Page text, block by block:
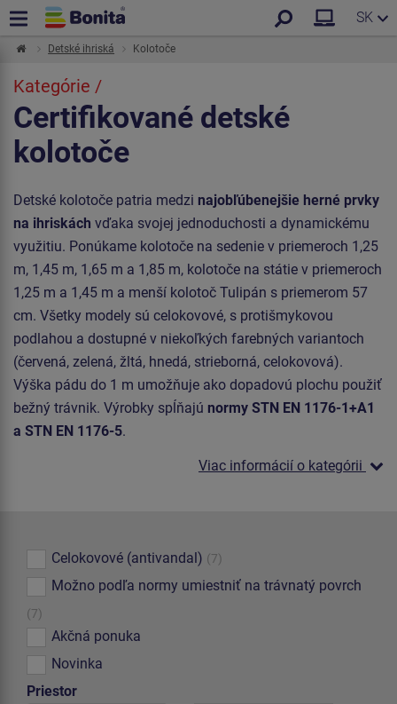
SK
Detské ihriská Kolotoče
Kategórie /
Certifikované detské
kolotoče
Detské kolotoče patria medzi najobľúbenejšie herné prvky
na ihriskách vďaka svojej jednoduchosti a dynamickému
využitiu. Ponúkame kolotoče na sedenie v priemeroch 1,25
m, 1,45 m, 1,65 m a 1,85 m, kolotoče na státie v priemeroch
1,25 m a 1,45 m a menší kolotoč Tulipán s priemerom 57
cm. Všetky modely sú celokovové, s protišmykovou
podlahou a dostupné v niekoľkých farebných variantoch
(červená, zelená, žltá, hnedá, strieborná, celokovová).
Výška pádu do 1 m umožňuje ako dopadovú plochu použiť
bežný trávnik. Výrobky spĺňajú normy STN EN 1176-1+A1
a STN EN 1176-5.
Viac informácií o kategórii
Celokovové (antivandal) (7)
Možno podľa normy umiestniť na trávnatý povrch
(7)
Akčná ponuka
Novinka
Priestor